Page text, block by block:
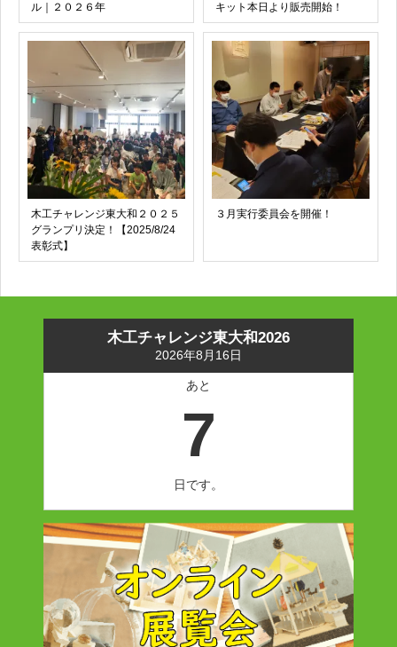
ル｜２０２６年
キット本日より販売開始！
木工チャレンジ東大和２０２５
グランプリ決定！【2025/8/24
表彰式】
３月実行委員会を開催！
木工チャレンジ東大和2026
2026年8月16日
あと
7
日です。